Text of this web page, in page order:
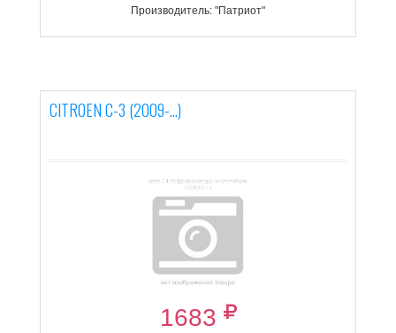
Производитель: "Патриот"
CITROEN C-3 (2009-...)
1683